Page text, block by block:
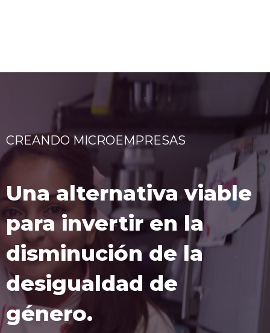
CREANDO MICROEMPRESAS
Una alternativa viable
para invertir en la
disminución de la
desigualdad de
género.